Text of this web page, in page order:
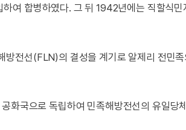
여 합병하였다. 그 뒤 1942년에는 직할식민
방전선(FLN)의 결성을 계기로 알제리 전민
화국으로 독립하여 민족해방전선의 유일당